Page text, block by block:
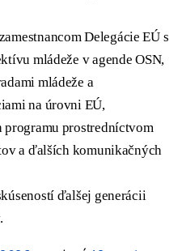
Delegácie EÚ s
mládeže v agende OSN,
mládeže a
na úrovni EÚ,
prostredníctvom
a ďalších komunikačných
ďalšej generácii